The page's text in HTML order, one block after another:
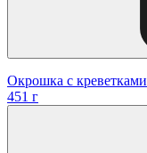
Окрошка с креветками
451 г